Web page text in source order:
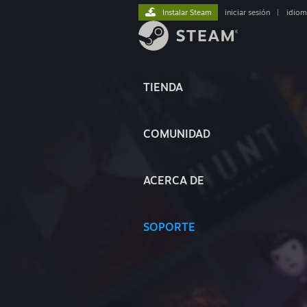
TIENDA
COMUNIDAD
ACERCA DE
SOPORTE
Instalar Steam iniciar sesión